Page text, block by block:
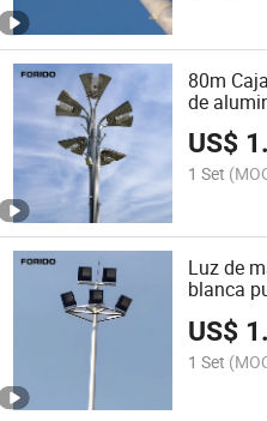
80m
de
US$
1 Set
Luz de
blanca
US$
1 Set